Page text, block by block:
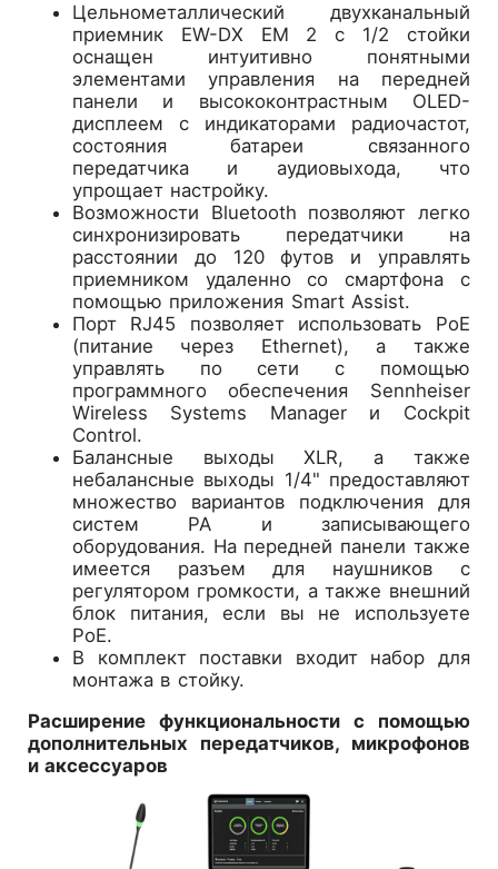
Цельнометаллический двухканальный
приемник EW-DX EM 2 с 1/2 стойки
оснащен интуитивно понятными
элементами управления на передней
панели и высококонтрастным OLED-
дисплеем с индикаторами радиочастот,
состояния батареи связанного
передатчика и аудиовыхода, что
упрощает настройку.
Возможности Bluetooth позволяют легко
синхронизировать передатчики на
расстоянии до 120 футов и управлять
приемником удаленно со смартфона с
помощью приложения Smart Assist.
Порт RJ45 позволяет использовать PoE
(питание через Ethernet), а также
управлять по сети с помощью
программного обеспечения Sennheiser
Wireless Systems Manager и Cockpit
Control.
Балансные выходы XLR, а также
небалансные выходы 1/4" предоставляют
множество вариантов подключения для
систем PA и записывающего
оборудования. На передней панели также
имеется разъем для наушников с
регулятором громкости, а также внешний
блок питания, если вы не используете
PoE.
В комплект поставки входит набор для
монтажа в стойку.
Расширение функциональности с помощью
дополнительных передатчиков, микрофонов
и аксессуаров